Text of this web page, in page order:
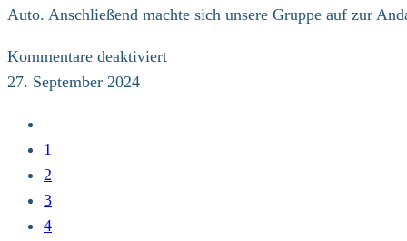
Auto. Anschließend machte sich unsere Gruppe auf zur
Kommentare deaktiviertfür
27. September 2024
vorherigen
Seite
1
2
3
4